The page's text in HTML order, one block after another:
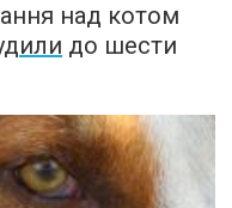
над котом
до шести